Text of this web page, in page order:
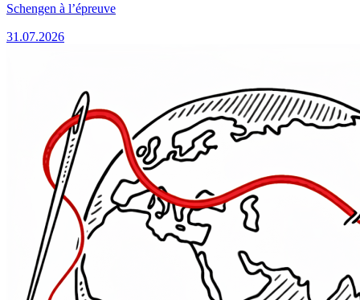
Schengen à l’épreuve
31.07.2026